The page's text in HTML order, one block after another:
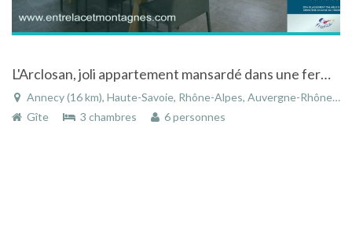
L'Arclosan, joli appartement mansardé dans une ferme rénovée à 5 minutes du Lac d’Annecy
Annecy (16 km), Haute-Savoie, Rhône-Alpes, Auvergne-Rhône-Alpes, France
Gîte
3 chambres 6 personnes